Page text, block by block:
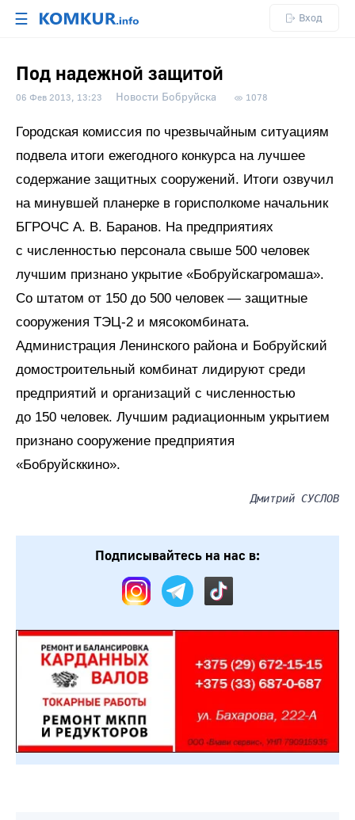
☰ Вход
Под надежной защитой
06 Фев 2013, 13:23 Новости Бобруйска 1078
Городская комиссия по чрезвычайным ситуациям
подвела итоги ежегодного конкурса на лучшее
содержание защитных сооружений. Итоги озвучил
на минувшей планерке в горисполкоме начальник
БГРОЧС А. В. Баранов. На предприятиях
с численностью персонала свыше 500 человек
лучшим признано укрытие «Бобруйскагромаша».
Со штатом от 150 до 500 человек — защитные
сооружения ТЭЦ-2 и мясокомбината.
Администрация Ленинского района и Бобруйский
домостроительный комбинат лидируют среди
предприятий и организаций с численностью
до 150 человек. Лучшим радиационным укрытием
признано сооружение предприятия
«Бобруйсккино».
Дмитрий СУСЛОВ
Подписывайтесь на нас в: